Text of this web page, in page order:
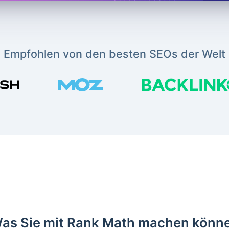
Empfohlen von den besten SEOs der Welt
Sie mit Rank Math machen